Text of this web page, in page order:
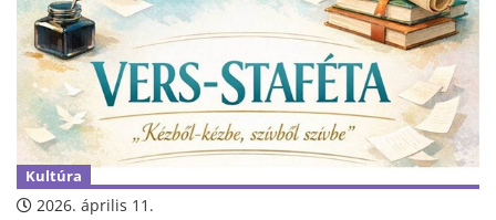
Kultúra
2026. április 11.